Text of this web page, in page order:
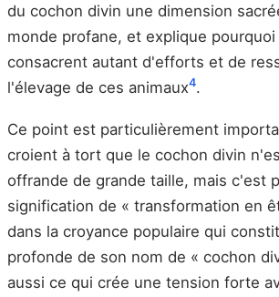
du cochon divin une dimension
monde profane, et explique
consacrent autant d'efforts et de
l'élevage de ces animaux4.
Ce point est particulièrement
croient à tort que le cochon divin
offrande de grande taille, mais c'est
signification de « transformation en
dans la croyance populaire qui
profonde de son nom de « cochon
aussi ce qui crée une tension forte